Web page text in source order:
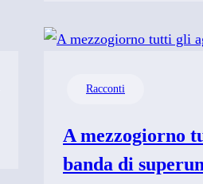
Racconti
A mezzogiorno
banda di